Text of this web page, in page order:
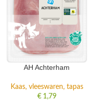
AH Achterham
Kaas, vleeswaren, tapas
€1,79